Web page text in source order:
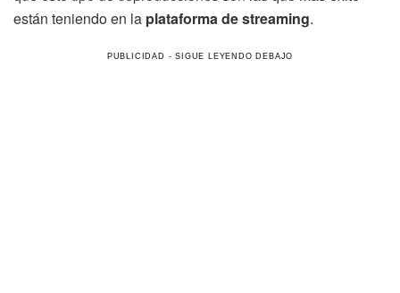
están teniendo en la plataforma de streaming.